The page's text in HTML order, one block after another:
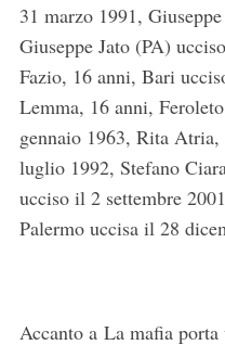
31 marzo 1991,
Giuseppe Jato (PA)
Fazio, 16 anni, Bari
Lemma, 16 anni,
gennaio 1963, Rita
luglio 1992, Stefano
ucciso il 2 settembre
Palermo uccisa il 28
Accanto a La mafia
c
h
f